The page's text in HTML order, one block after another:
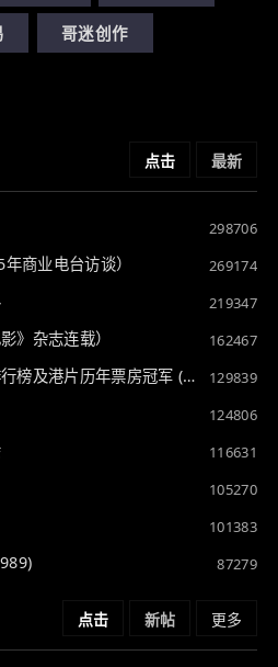
哥迷创作
点击 最新
298706
商业电台访谈）
269174
219347
》杂志连载）
162467
港片历年票房冠军 (1983-2003)
129839
124806
116631
105270
101383
87279
更多
点击 新帖